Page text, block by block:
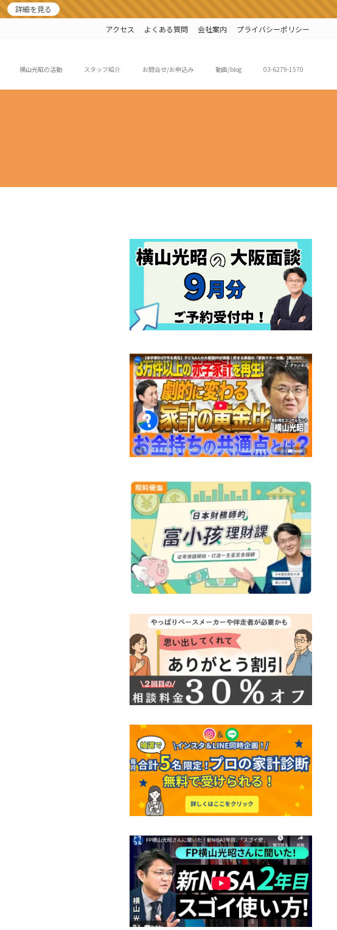
詳細を見る
アクセス よくある質問 会社案内 プライバシーポリシー
横山光昭の活動 スタッフ紹介 お問合せ/お申込み 動画/blog 03-6279-1570